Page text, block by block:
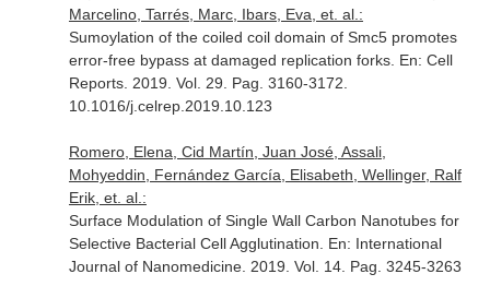
Marcelino, Tarrés, Marc, Ibars, Eva, et. al.:
Sumoylation of the coiled coil domain of Smc5 promotes
error-free bypass at damaged replication forks. En: Cell
Reports. 2019. Vol. 29. Pag. 3160-3172.
10.1016/j.celrep.2019.10.123
Romero, Elena, Cid Martín, Juan José, Assali,
Mohyeddin, Fernández García, Elisabeth, Wellinger, Ralf
Erik, et. al.:
Surface Modulation of Single Wall Carbon Nanotubes for
Selective Bacterial Cell Agglutination. En: International
Journal of Nanomedicine. 2019. Vol. 14. Pag. 3245-3263